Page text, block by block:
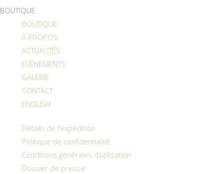
BOUTIQUE
BOUTIQUE
À PROPOS
ACTUALITÉS
EVÉNEMENTS
GALERIE
CONTACT
ENGLISH
Détails de l’expédition
Politique de confidentialité
Conditions générales d’utilisation
Dossier de presse